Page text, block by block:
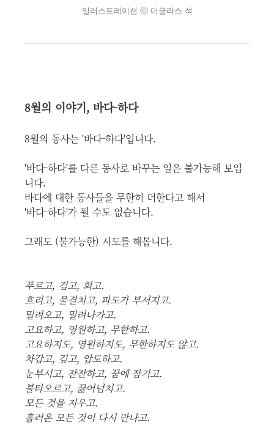
일러스트레이션 ⓒ 더글라스 석
8월의 이야기, 바다-하다
8월의 동사는 '바다-하다'입니다.
'바다-하다'를 다른 동사로 바꾸는 일은 불가능해 보입
니다.
바다에 대한 동사들을 무한히 더한다고 해서
'바다-하다'가 될 수도 없습니다.
그래도 (불가능한) 시도를 해봅니다.
푸르고, 검고, 희고.
흐리고, 물결치고, 파도가 부서지고.
밀려오고, 밀려나가고.
고요하고, 영원하고, 무한하고.
고요하지도, 영원하지도, 무한하지도 않고.
차갑고, 깊고, 압도하고.
눈부시고, 잔잔하고, 꿈에 잠기고.
불타오르고, 끓어넘치고.
모든 것을 지우고.
흘러온 모든 것이 다시 만나고.